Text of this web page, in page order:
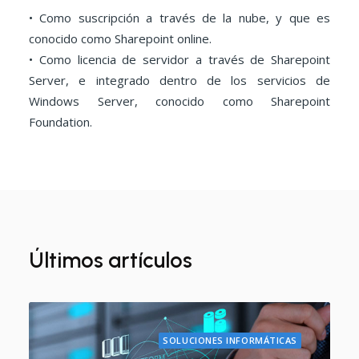
• Como suscripción a través de la nube, y que es
conocido como Sharepoint online.
• Como licencia de servidor a través de Sharepoint
Server, e integrado dentro de los servicios de
Windows Server, conocido como Sharepoint
Foundation.
Últimos artículos
SOLUCIONES INFORMÁTICAS